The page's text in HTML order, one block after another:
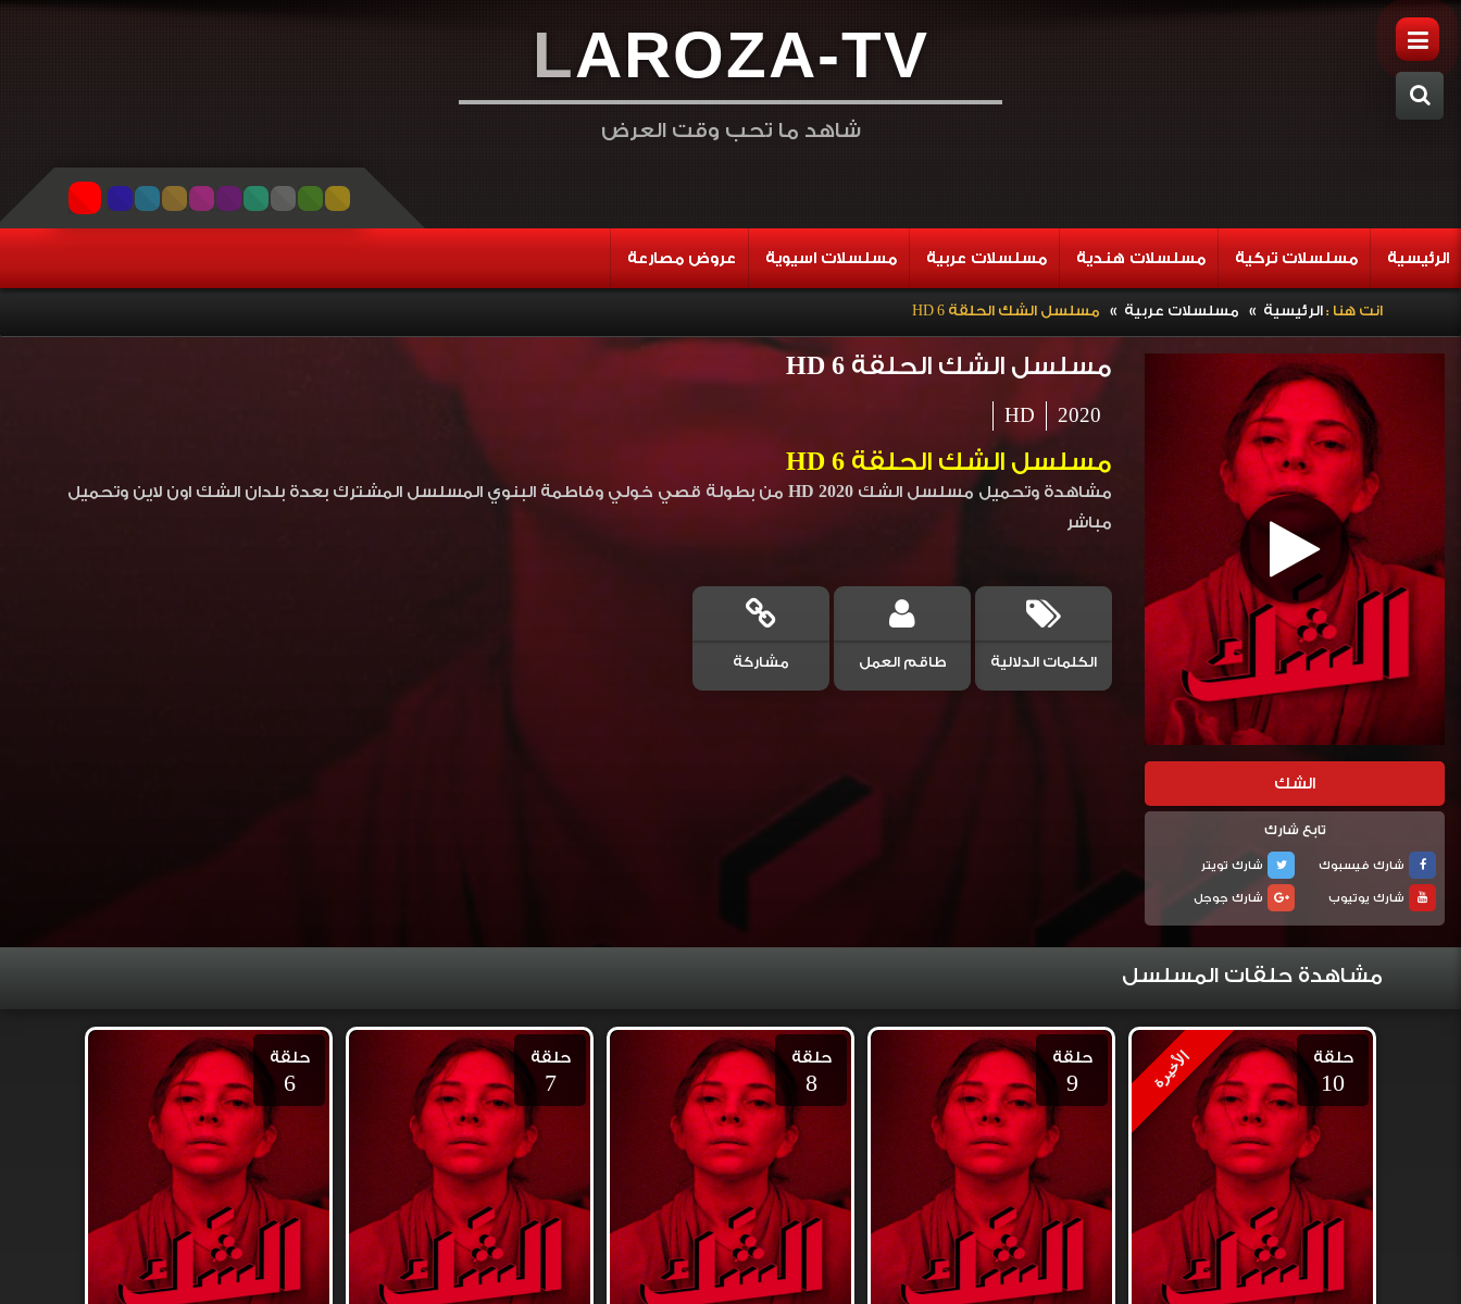
LAROZA-TV
شاهد ما تحب وقت العرض
الرئيسية مسلسلات تركية مسلسلات هندية مسلسلات عربية مسلسلات اسيوية عروض مصارعة
انت هنا :الرئيسية » مسلسلات عربية » مسلسل الشك الحلقة 6 HD
الشك
تابع شارك
شارك فيسبوك
شارك تويتر
شارك يوتيوب
شارك جوجل
مسلسل الشك الحلقة 6 HD
2020
HD
مسلسل الشك الحلقة 6 HD
مشاهدة وتحميل مسلسل الشك 2020 HD من بطولة قصي خولي وفاطمة البنوي المسلسل المشترك بعدة بلدان الشك اون لاين وتحميل
مباشر
الكلمات الدلالية طاقم العمل مشاركة
مشاهدة حلقات المسلسل
الأخيرة حلقة
10
حلقة
9
حلقة
8
حلقة
7
حلقة
6